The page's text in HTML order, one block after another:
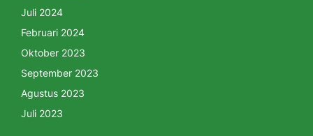
Juli 2024
Februari 2024
Oktober 2023
September 2023
Agustus 2023
Juli 2023